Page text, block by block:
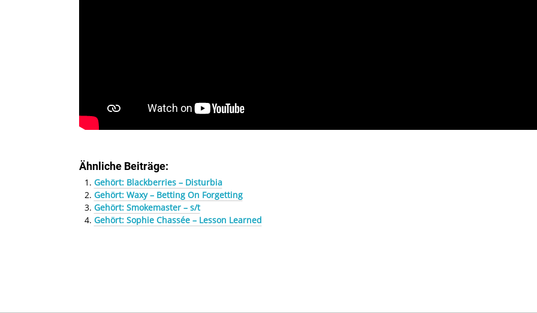
Ähnliche Beiträge:
Gehört: Blackberries – Disturbia
Gehört: Waxy – Betting On Forgetting
Gehört: Smokemaster – s/t
Gehört: Sophie Chassée – Lesson Learned